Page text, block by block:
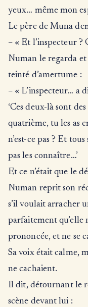
yeux… même mon
Le père de Muna
– « Et l’inspecteur ?
Numan le regarda
teinté d’amertume :
– « L’inspecteur… a
‘Ces deux-là sont
quatrième, tu les as
n’est-ce pas ? Et
pas les connaître…’
Et ce n’était que le
Numan reprit son
s’il voulait arracher
parfaitement qu’elle
prononcée, et ne se
Sa voix était calme,
ne cachaient.
Il dit, détournant le
scène devant lui :